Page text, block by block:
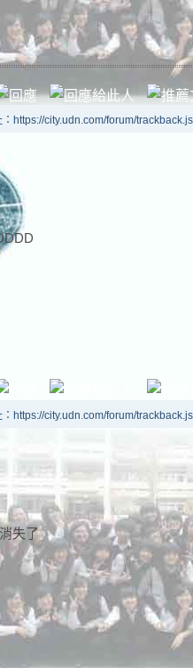
：https://city.udn.com/forum/
：https://city.udn.com/forum/
失了